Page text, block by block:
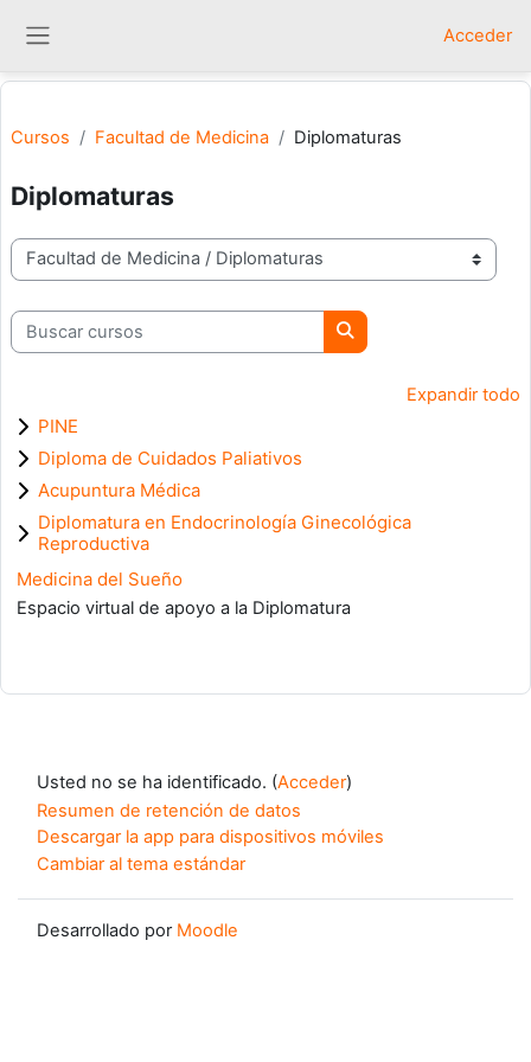
Acceder
Cursos Facultad de Medicina Diplomaturas
Diplomaturas
Categorías
Buscar cursos
Buscar cursos
Expandir todo
PINE
Diploma de Cuidados Paliativos
Acupuntura Médica
Diplomatura en Endocrinología Ginecológica
Reproductiva
Medicina del Sueño
Espacio virtual de apoyo a la Diplomatura
Usted no se ha identificado. (Acceder)
Resumen de retención de datos
Descargar la app para dispositivos móviles
Cambiar al tema estándar
Desarrollado por Moodle